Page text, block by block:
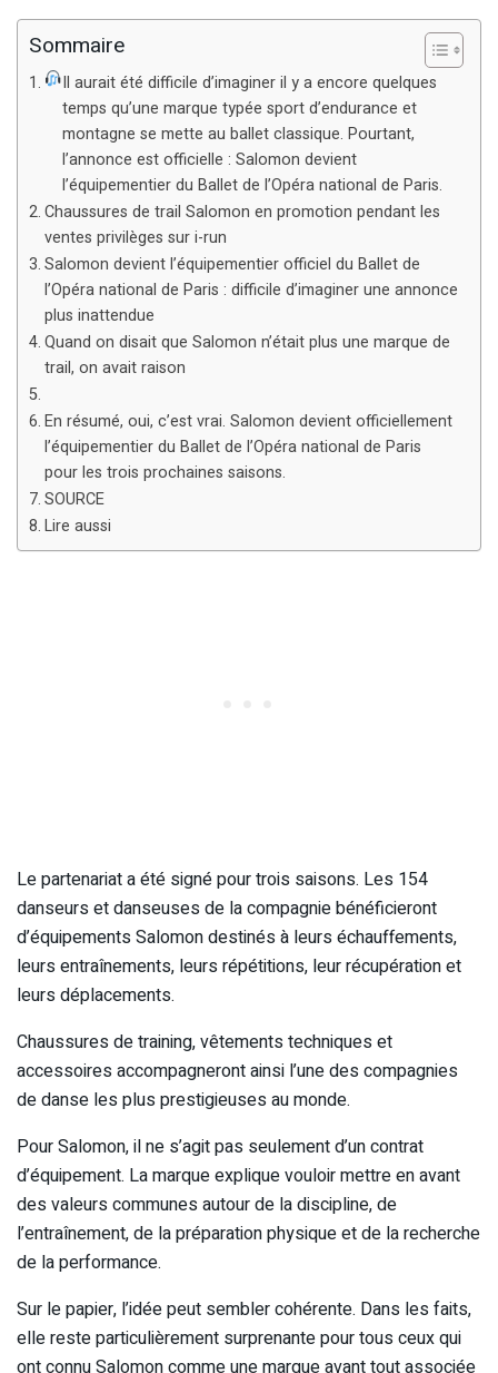
Sommaire
Il aurait été difficile d’imaginer il y a encore quelques
temps qu’une marque typée sport d’endurance et
montagne se mette au ballet classique. Pourtant,
l’annonce est officielle : Salomon devient
l’équipementier du Ballet de l’Opéra national de Paris.
Chaussures de trail Salomon en promotion pendant les
ventes privilèges sur i-run
Salomon devient l’équipementier officiel du Ballet de
l’Opéra national de Paris : difficile d’imaginer une annonce
plus inattendue
Quand on disait que Salomon n’était plus une marque de
trail, on avait raison
En résumé, oui, c’est vrai. Salomon devient officiellement
l’équipementier du Ballet de l’Opéra national de Paris
pour les trois prochaines saisons.
SOURCE
Lire aussi
Le partenariat a été signé pour trois saisons. Les 154
danseurs et danseuses de la compagnie bénéficieront
d’équipements Salomon destinés à leurs échauffements,
leurs entraînements, leurs répétitions, leur récupération et
leurs déplacements.
Chaussures de training, vêtements techniques et
accessoires accompagneront ainsi l’une des compagnies
de danse les plus prestigieuses au monde.
Pour Salomon, il ne s’agit pas seulement d’un contrat
d’équipement. La marque explique vouloir mettre en avant
des valeurs communes autour de la discipline, de
l’entraînement, de la préparation physique et de la recherche
de la performance.
Sur le papier, l’idée peut sembler cohérente. Dans les faits,
elle reste particulièrement surprenante pour tous ceux qui